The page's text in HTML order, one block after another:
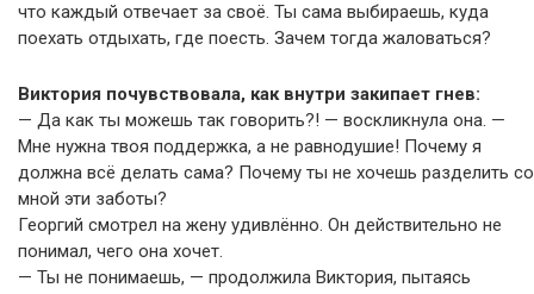
что каждый отвечает за своё. Ты сама выбираешь, куда
поехать отдыхать, где поесть. Зачем тогда жаловаться?
Виктория почувствовала, как внутри закипает гнев:
— Да как ты можешь так говорить?! — воскликнула она. —
Мне нужна твоя поддержка, а не равнодушие! Почему я
должна всё делать сама? Почему ты не хочешь разделить со
мной эти заботы?
Георгий смотрел на жену удивлённо. Он действительно не
понимал, чего она хочет.
— Ты не понимаешь, — продолжила Виктория, пытаясь